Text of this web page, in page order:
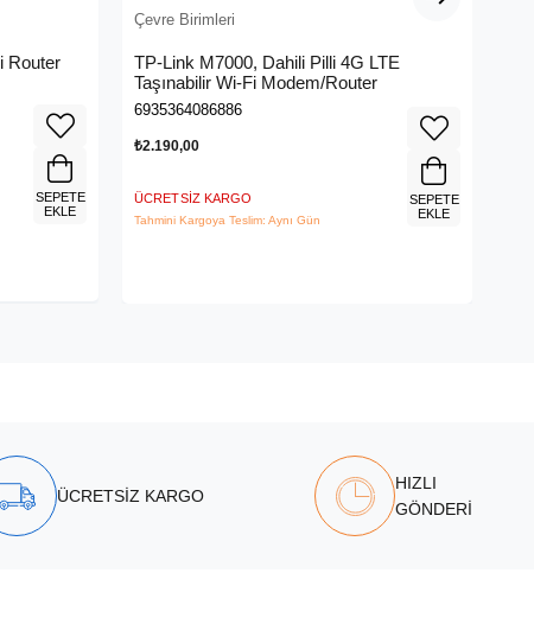
Router
SEPETE
EKLE
Çevre Birimleri
TP-Link M7000, Dahili Pilli 4G LTE
Taşınabilir Wi-Fi Modem/Router
6935364086886
₺2.190,00
ÜCRETSIZ KARGO
Tahmini Kargoya Teslim: Aynı Gün
SEPETE
EKLE
ÜCRETSİZ KARGO
HIZLI
GÖNDERİ